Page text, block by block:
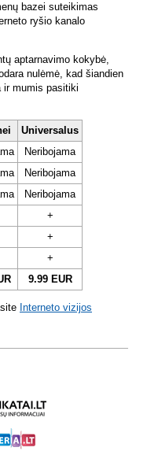
bazei suteikimas
ryšio kanalo
aptarnavimo kokybė,
nulėmė, kad šiandien
ir mumis pasitiki
Universalus
Neribojama
Neribojama
Neribojama
+
+
+
9.99 EUR
Interneto vizijos